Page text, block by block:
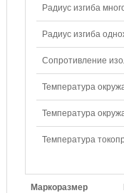
Радиус изгиба
Радиус изгиба
Сопротивление
Температура
Температура
Температура
Маркоразмер